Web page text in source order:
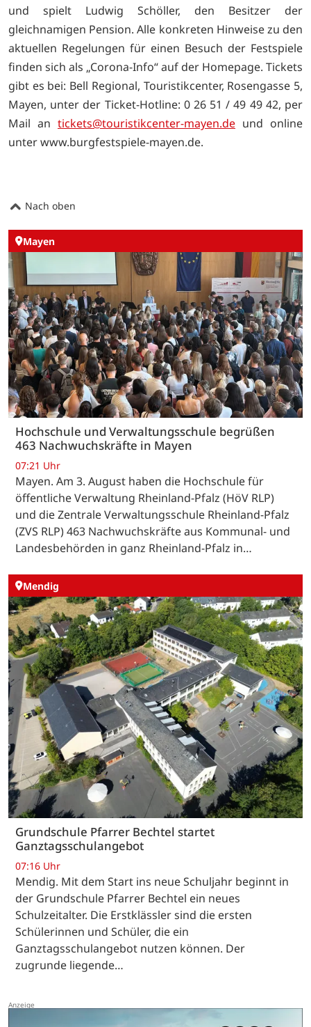
und spielt Ludwig Schöller, den Besitzer der
gleichnamigen Pension. Alle konkreten Hinweise zu den
aktuellen Regelungen für einen Besuch der Festspiele
finden sich als „Corona-Info“ auf der Homepage. Tickets
gibt es bei: Bell Regional, Touristikcenter, Rosengasse 5,
Mayen, unter der Ticket-Hotline: 0 26 51 / 49 49 42, per
Mail an tickets@touristikcenter-mayen.de und online
unterwww.burgfestspiele-mayen.de.
Nach oben
Mayen
Hochschule und Verwaltungsschule begrüßen
463 Nachwuchskräfte in Mayen
07:21 Uhr
Mayen. Am 3. August haben die Hochschule für
öffentliche Verwaltung Rheinland-Pfalz (HöV RLP)
und die Zentrale Verwaltungsschule Rheinland-Pfalz
(ZVS RLP) 463 Nachwuchskräfte aus Kommunal- und
Landesbehörden in ganz Rheinland-Pfalz in…
Mendig
Grundschule Pfarrer Bechtel startet
Ganztagsschulangebot
07:16 Uhr
Mendig. Mit dem Start ins neue Schuljahr beginnt in
der Grundschule Pfarrer Bechtel ein neues
Schulzeitalter. Die Erstklässler sind die ersten
Schülerinnen und Schüler, die ein
Ganztagsschulangebot nutzen können. Der
zugrunde liegende…